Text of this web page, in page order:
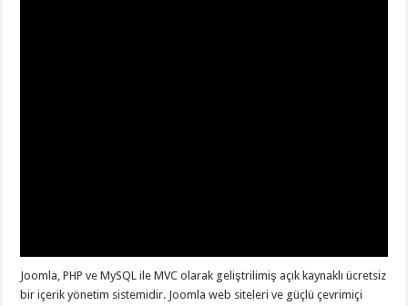
Joomla, PHP ve MySQL ile MVC olarak geliştrilimiş açık kaynaklı ücretsiz
bir içerik yönetim sistemidir. Joomla web siteleri ve güçlü çevrimiçi